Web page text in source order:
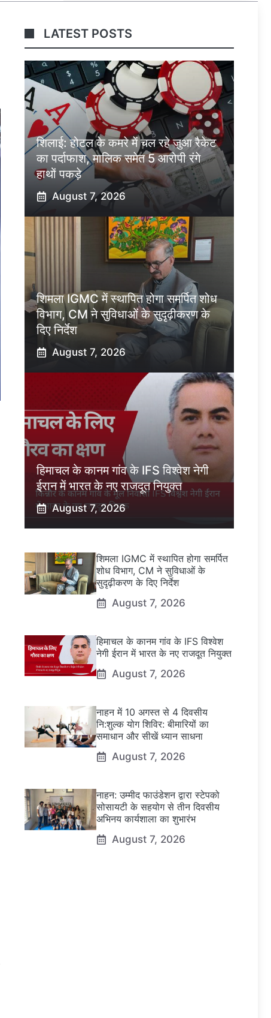
LATEST POSTS
शिलाई: होटल के कमरे में चल रहे जुआ रैकेट
का पर्दाफाश, मालिक समेत 5 आरोपी रंगे
हाथों पकड़े
August 7, 2026
शिमला IGMC में स्थापित होगा समर्पित शोध
विभाग, CM ने सुविधाओं के सुदृढ़ीकरण के
दिए निर्देश
August 7, 2026
हिमाचल के कानम गांव के IFS विश्वेश नेगी
ईरान में भारत के नए राजदूत नियुक्त
August 7, 2026
शिमला IGMC में स्थापित होगा समर्पित
शोध विभाग, CM ने सुविधाओं के
सुदृढ़ीकरण के दिए निर्देश
August 7, 2026
हिमाचल के कानम गांव के IFS विश्वेश
नेगी ईरान में भारत के नए राजदूत नियुक्त
August 7, 2026
नाहन में 10 अगस्त से 4 दिवसीय
नि:शुल्क योग शिविर: बीमारियों का
समाधान और सीखें ध्यान साधना
August 7, 2026
नाहन: उम्मीद फाउंडेशन द्वारा स्टेपको
सोसायटी के सहयोग से तीन दिवसीय
अभिनय कार्यशाला का शुभारंभ
August 7, 2026